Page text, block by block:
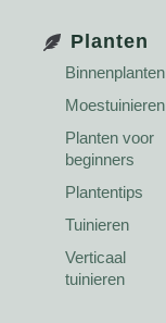
Planten
Binnenplanten
Moestuinieren
Planten voor
beginners
Plantentips
Tuinieren
Verticaal
tuinieren